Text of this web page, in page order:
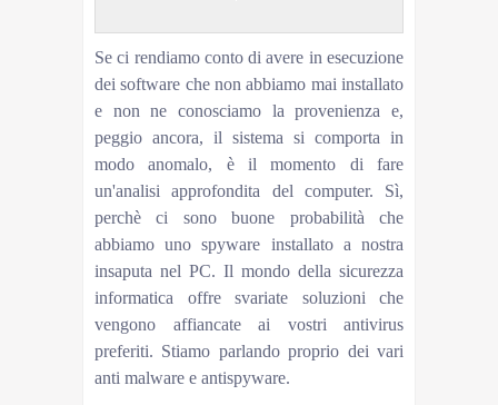
Se ci rendiamo conto di avere in esecuzione
dei software che non abbiamo mai installato
e non ne conosciamo la provenienza e,
peggio ancora, il sistema si comporta in
modo anomalo, è il momento di fare
un'analisi approfondita del computer. Sì,
perchè ci sono buone probabilità che
abbiamo uno spyware installato a nostra
insaputa nel PC. Il mondo della sicurezza
informatica offre svariate soluzioni che
vengono affiancate ai vostri antivirus
preferiti. Stiamo parlando proprio dei vari
anti malware e antispyware.